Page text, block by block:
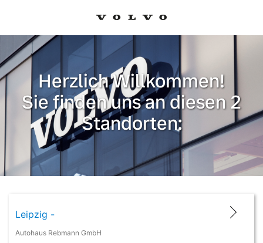
Herzlich Willkommen!
Sie finden uns an diesen 2
Standorten:
Leipzig -
Autohaus Rebmann GmbH